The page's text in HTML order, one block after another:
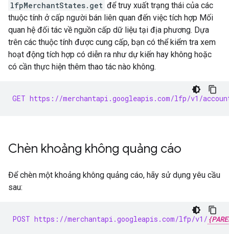
lfpMerchantStates.get để truy xuất trạng thái của các
thuộc tính ở cấp người bán liên quan đến việc tích hợp Mối
quan hệ đối tác về nguồn cấp dữ liệu tại địa phương. Dựa
trên các thuộc tính được cung cấp, bạn có thể kiểm tra xem
hoạt động tích hợp có diễn ra như dự kiến hay không hoặc
có cần thực hiện thêm thao tác nào không.
GET https://merchantapi.googleapis.com/lfp/v1/
Chèn khoảng không quảng cáo
Để chèn một khoảng không quảng cáo, hãy sử dụng yêu cầu
sau:
POST https://merchantapi.googleapis.com/lfp/v1/